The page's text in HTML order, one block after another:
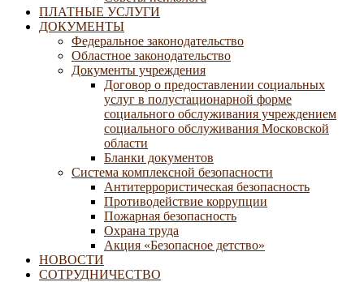
ПЛАТНЫЕ УСЛУГИ
ДОКУМЕНТЫ
Федеральное законодательство
Областное законодательство
Документы учреждения
Договор о предоставлении социальных
услуг в полустационарной форме
социального обслуживания учреждением
социального обслуживания Московской
области
Бланки документов
Система комплексной безопасности
Антитеррористическая безопасность
Противодействие коррупции
Пожарная безопасность
Охрана труда
Акция «Безопасное детство»
НОВОСТИ
СОТРУДНИЧЕСТВО